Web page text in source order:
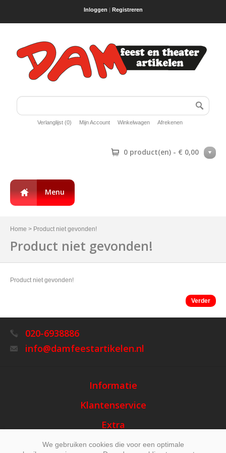
Inloggen | Registreren
Verlanglijst (0) Mijn Account Winkelwagen Afrekenen
0 product(en) - € 0,00
Menu
Home > Product niet gevonden!
Product niet gevonden!
Product niet gevonden!
Verder
020-6938886
info@damfeestartikelen.nl
Informatie
Klantenservice
Extra
Mijn account
We gebruiken cookies die voor een optimale